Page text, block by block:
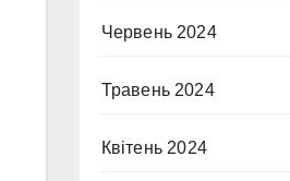
Червень 2024
Травень 2024
Квітень 2024